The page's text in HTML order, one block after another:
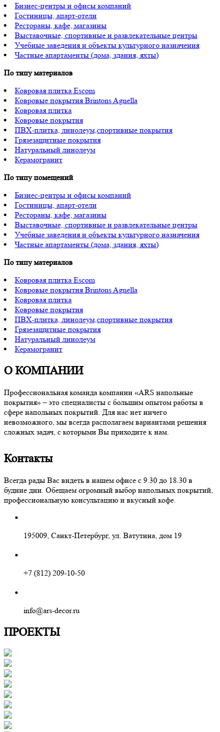
Бизнес-центры и офисы компаний
Гостиницы, апарт-отели
Рестораны, кафе, магазины
Выставочные, спортивные и развлекательные центры
Учебные заведения и объекты культурного назначения
Частные апартаменты (дома, здания, яхты)
По типу материалов
Ковровая плитка Escom
Ковровые покрытия Brintons Agnella
Ковровая плитка
Ковровые покрытия
ПВХ-плитка, линолеум,спортивные покрытия
Грязезащитные покрытия
Натуральный линолеум
Керамогранит
По типу помещений
Бизнес-центры и офисы компаний
Гостиницы, апарт-отели
Рестораны, кафе, магазины
Выставочные, спортивные и развлекательные центры
Учебные заведения и объекты культурного назначения
Частные апартаменты (дома, здания, яхты)
По типу материалов
Ковровая плитка Escom
Ковровые покрытия Brintons Agnella
Ковровая плитка
Ковровые покрытия
ПВХ-плитка, линолеум,спортивные покрытия
Грязезащитные покрытия
Натуральный линолеум
Керамогранит
О КОМПАНИИ
Профессиональная команда компании «ARS напольные
покрытия» – это специалисты с большим опытом работы в
сфере напольных покрытий. Для нас нет ничего
невозможного, мы всегда располагаем вариантами решения
сложных задач, с которыми Вы приходите к нам.
Контакты
Всегда рады Вас видеть в нашем офисе с 9.30 до 18.30 в
будние дни. Обещаем огромный выбор напольных покрытий,
профессиональную консультацию и вкусный кофе.
195009, Санкт-Петербург, ул. Ватутина, дом 19
+7 (812) 209-10-50
info@ars-decor.ru
ПРОЕКТЫ